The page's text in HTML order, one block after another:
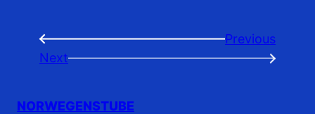
←
Previous
Next
→
NORWEGENSTUBE